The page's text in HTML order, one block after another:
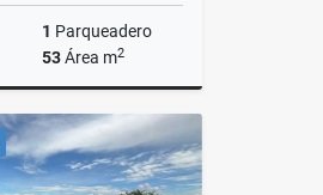
1 Parqueadero
53Área m2
Alquiler
$3.445.000